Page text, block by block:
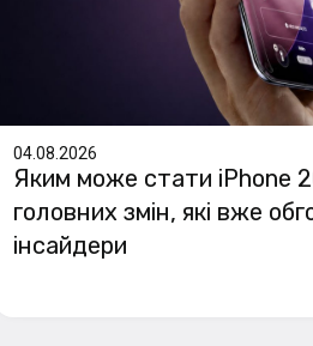
04.08.2026
Яким може стати iPhone
головних змін, які вже
інсайдери